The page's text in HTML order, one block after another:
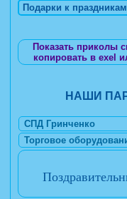
Подарки к праздникам
Показать приколы
копировать в exel
НАШИ
СПД Гринченко
Торговое